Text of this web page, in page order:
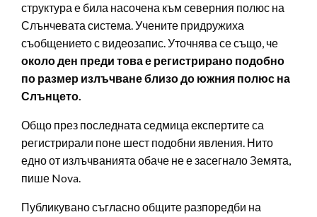
структура е била насочена към северния полюс на
Слънчевата система. Учените придружиха
съобщението с видеозапис. Уточнява се също, че
около ден преди това е регистрирано подобно
по размер излъчване близо до южния полюс на
Слънцето.
Общо през последната седмица експертите са
регистрирали поне шест подобни явления. Нито
едно от излъчванията обаче не е засегнало Земята,
пише Nova.
Публикувано съгласно общите разпоредби на